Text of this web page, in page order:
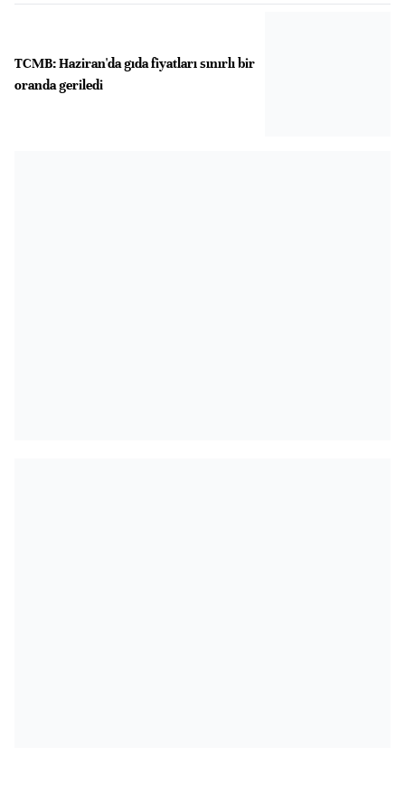
TCMB: Haziran'da gıda fiyatları sınırlı bir
oranda geriledi